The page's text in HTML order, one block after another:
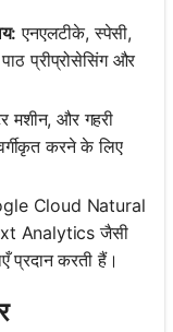
एनएलटीके, स्पेसी,
प्रीप्रोसेसिंग और
मशीन, और गहरी
करने के लिए
Cloud Natural
Analytics जैसी
प्रदान करती हैं।